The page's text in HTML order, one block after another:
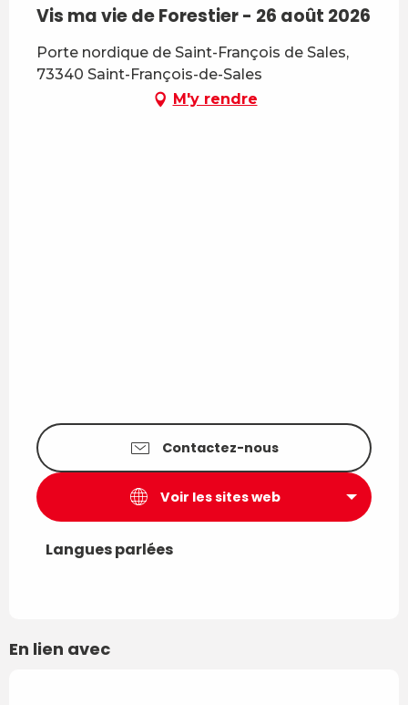
Vis ma vie de Forestier - 26 août 2026
Porte nordique de Saint-François de Sales,
73340 Saint-François-de-Sales
M'y rendre
Contactez-nous
Voir les sites web
Langues parlées
Langues parlées
En lien avec